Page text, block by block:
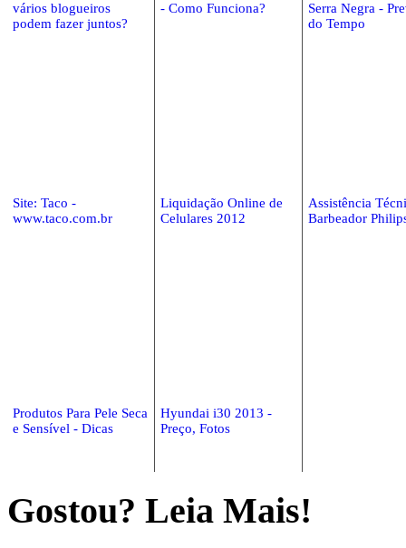
vários blogueiros
podem fazer juntos?
- Como Funciona?
Serra Negra -
do Tempo
Site: Taco -
www.taco.com.br
Liquidação Online de
Celulares 2012
Assistência
Barbeador
Produtos Para Pele Seca
e Sensível - Dicas
Hyundai i30 2013 -
Preço, Fotos
Gostou? Leia Mais!